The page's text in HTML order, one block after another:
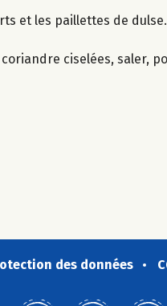
et les paillettes de
ciselées, saler,
des données